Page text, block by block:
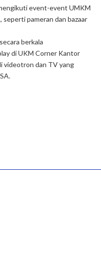
event-event UMKM
seperti pameran dan bazaar
berkala
di UKM Corner Kantor
videotron dan TV yang